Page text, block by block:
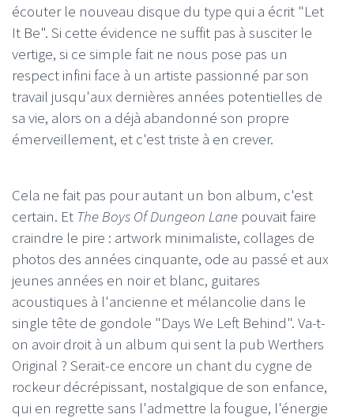
écouter le nouveau disque du type qui a écrit "Let
It Be". Si cette évidence ne suffit pas à susciter le
vertige, si ce simple fait ne nous pose pas un
respect infini face à un artiste passionné par son
travail jusqu'aux dernières années potentielles de
sa vie, alors on a déjà abandonné son propre
émerveillement, et c'est triste à en crever.
Cela ne fait pas pour autant un bon album, c'est
certain. Et The Boys Of Dungeon Lane pouvait faire
craindre le pire : artwork minimaliste, collages de
photos des années cinquante, ode au passé et aux
jeunes années en noir et blanc, guitares
acoustiques à l'ancienne et mélancolie dans le
single tête de gondole "Days We Left Behind". Va-t-
on avoir droit à un album qui sent la pub Werthers
Original ? Serait-ce encore un chant du cygne de
rockeur décrépissant, nostalgique de son enfance,
qui en regrette sans l'admettre la fougue, l'énergie